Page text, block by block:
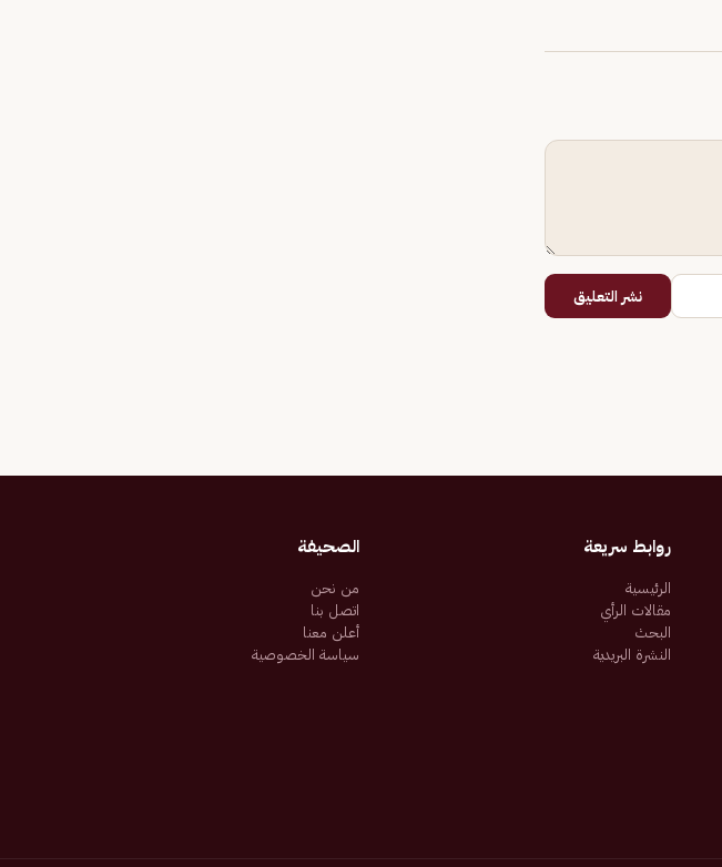
نشر التعليق
روابط سريعة
الرئيسية
مقالات الرأي
البحث
النشرة البريدية
الصحيفة
من نحن
اتصل بنا
أعلن معنا
سياسة الخصوصية